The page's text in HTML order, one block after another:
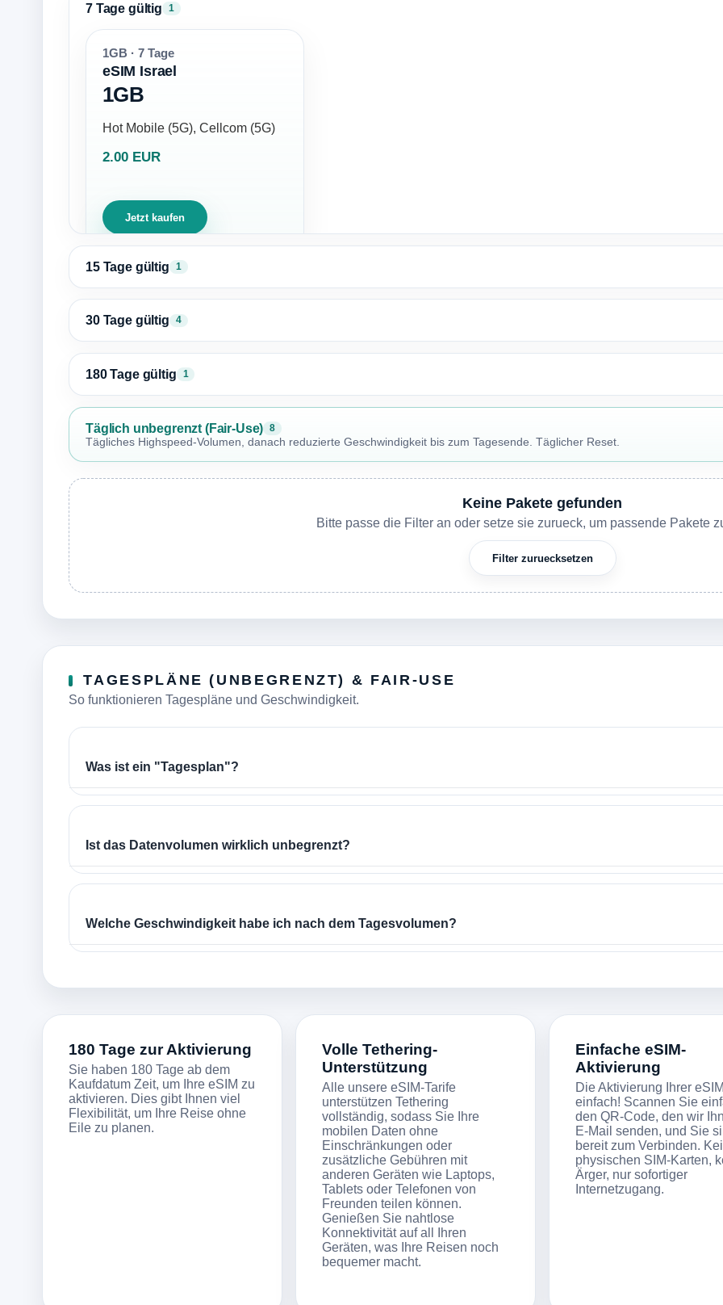
7 Tage gültig 1
1GB · 7 Tage
eSIM Israel
1GB
Hot Mobile (5G), Cellcom (5G)
2.00 EUR
Jetzt kaufen
15 Tage gültig 1
30 Tage gültig 4
180 Tage gültig 1
Täglich unbegrenzt (Fair-Use) 8
Tägliches Highspeed-Volumen, danach reduzierte Geschwindigkeit bis zum Tagesende. Täglicher Reset.
Keine Pakete gefunden
Bitte passe die Filter an oder setze sie zurueck, um passende Pakete
Filter zuruecksetzen
TAGESPLÄNE (UNBEGRENZT) & FAIR-USE
So funktionieren Tagespläne und Geschwindigkeit.
Was ist ein "Tagesplan"?
Ist das Datenvolumen wirklich unbegrenzt?
Welche Geschwindigkeit habe ich nach dem Tagesvolumen?
180 Tage zur Aktivierung
Sie haben 180 Tage ab dem
Kaufdatum Zeit, um Ihre eSIM zu
aktivieren. Dies gibt Ihnen viel
Flexibilität, um Ihre Reise ohne
Eile zu planen.
Volle Tethering-
Unterstützung
Alle unsere eSIM-Tarife
unterstützen Tethering
vollständig, sodass Sie Ihre
mobilen Daten ohne
Einschränkungen oder
zusätzliche Gebühren mit
anderen Geräten wie Laptops,
Tablets oder Telefonen von
Freunden teilen können.
Genießen Sie nahtlose
Konnektivität auf all Ihren
Geräten, was Ihre Reisen noch
bequemer macht.
Einfache eSIM-
Aktivierung
Die Aktivierung Ihrer
einfach! Scannen Sie
den QR-Code, den wir
E-Mail senden, und Sie
bereit zum Verbinden.
physischen SIM-Karten,
Ärger, nur sofortiger
Internetzugang.